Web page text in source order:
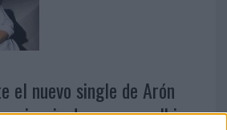
el nuevo single de Arón
de marca en Ibiza